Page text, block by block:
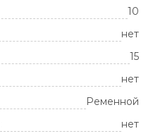
10
нет
15
нет
Ременной
нет